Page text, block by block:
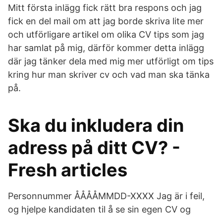
Mitt första inlägg fick rätt bra respons och jag
fick en del mail om att jag borde skriva lite mer
och utförligare artikel om olika CV tips som jag
har samlat på mig, därför kommer detta inlägg
där jag tänker dela med mig mer utförligt om tips
kring hur man skriver cv och vad man ska tänka
på.
Ska du inkludera din
adress på ditt CV? -
Fresh articles
Personnummer ÅÅÅÅMMDD-XXXX Jag är i feil,
og hjelpe kandidaten til å se sin egen CV og